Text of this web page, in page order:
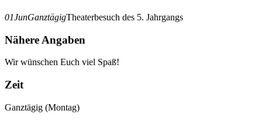
01JunGanztägigTheaterbesuch des 5. Jahrgangs
Nähere Angaben
Wir wünschen Euch viel Spaß!
Zeit
Ganztägig (Montag)